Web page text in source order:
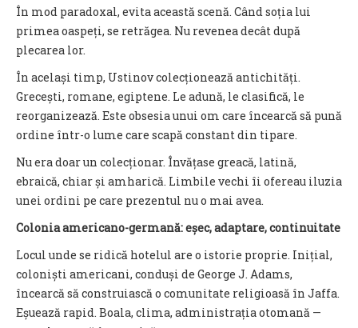
În mod paradoxal, evita această scenă. Când soția lui
primea oaspeți, se retrăgea. Nu revenea decât după
plecarea lor.
În același timp, Ustinov colecționează antichități.
Grecești, romane, egiptene. Le adună, le clasifică, le
reorganizează. Este obsesia unui om care încearcă să pună
ordine într-o lume care scapă constant din tipare.
Nu era doar un colecționar. Învățase greacă, latină,
ebraică, chiar și amharică. Limbile vechi îi ofereau iluzia
unei ordini pe care prezentul nu o mai avea.
Colonia americano-germană: eșec, adaptare, continuitate
Locul unde se ridică hotelul are o istorie proprie. Inițial,
coloniști americani, conduși de George J. Adams,
încearcă să construiască o comunitate religioasă în Jaffa.
Eșuează rapid. Boala, clima, administrația otomană —